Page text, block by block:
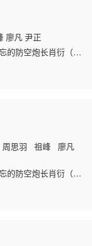
廖凡 尹正
的防空炮长肖衍（彭
新鸣 饰）以及儿子
思羽 祖峰 廖凡
的防空炮长肖衍（彭
新鸣 饰）以及儿子
不忍不退，拼死守护
辑版。